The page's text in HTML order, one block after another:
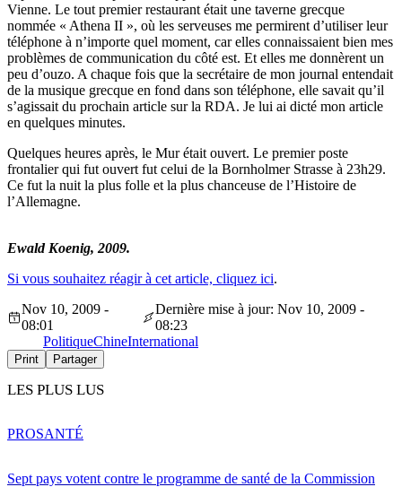
Vienne. Le tout premier restaurant était une taverne grecque
nommée « Athena II », où les serveuses me permirent d’utiliser leur
téléphone à n’importe quel moment, car elles connaissaient bien mes
problèmes de communication du côté est. Et elles me donnèrent un
peu d’ouzo. A chaque fois que la secrétaire de mon journal entendait
de la musique grecque en fond dans son téléphone, elle savait qu’il
s’agissait du prochain article sur la RDA. Je lui ai dicté mon article
en quelques minutes.
Quelques heures après, le Mur était ouvert. Le premier poste
frontalier qui fut ouvert fut celui de la Bornholmer Strasse à 23h29.
Ce fut la nuit la plus folle et la plus chanceuse de l’Histoire de
l’Allemagne.
Ewald Koenig, 2009.
Si vous souhaitez réagir à cet article, cliquez ici.
Nov 10, 2009 -
08:01
Dernière mise à jour: Nov 10, 2009 -
08:23
PolitiqueChineInternational
Print Partager
LES PLUS LUS
Sept pays votent contre le programme de santé de la Commission
PROSANTÉ